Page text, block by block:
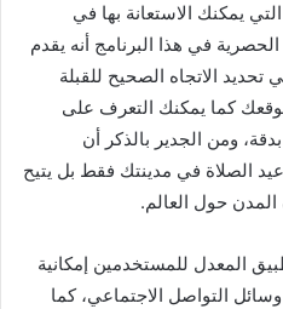
يمكنك الاستعانة بها في
في هذا البرنامج أنه يقدم
الاتجاه الصحيح للقبلة
كما يمكنك التعرف على
ومن الجدير بالذكر أن
الصلاة في مدينتك فقط بل يتيح
حول العالم.
المعدل للمستخدمين إمكانية
التواصل الاجتماعي، كما